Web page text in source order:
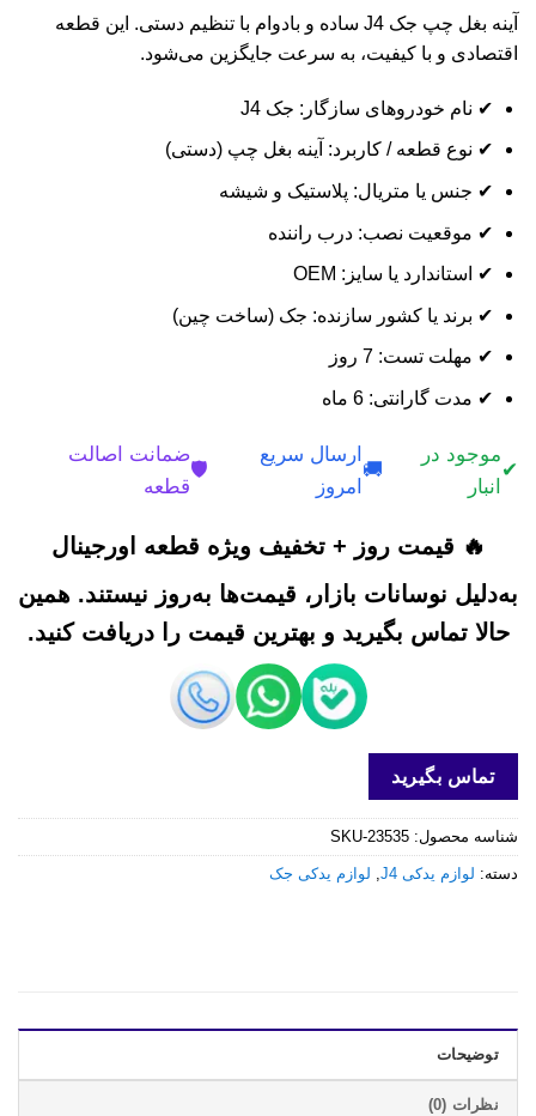
آینه بغل چپ جک J4 ساده و بادوام با تنظیم دستی. این قطعه
اقتصادی و با کیفیت، به سرعت جایگزین می‌شود.
✔ نام خودروهای سازگار: جک J4
✔ نوع قطعه / کاربرد: آینه بغل چپ (دستی)
✔ جنس یا متریال: پلاستیک و شیشه
✔ موقعیت نصب: درب راننده
✔ استاندارد یا سایز: OEM
✔ برند یا کشور سازنده: جک (ساخت چین)
✔ مهلت تست: 7 روز
✔ مدت گارانتی: 6 ماه
✔
موجود در
انبار
🚚
ارسال سریع
امروز
🛡️
ضمانت اصالت
قطعه
🔥 قیمت روز + تخفیف ویژه قطعه اورجینال
به‌دلیل نوسانات بازار، قیمت‌ها به‌روز نیستند. همین
حالا تماس بگیرید و بهترین قیمت را دریافت کنید.
تماس بگیرید
شناسه محصول: SKU-23535
دسته: لوازم یدکی J4 , لوازم یدکی جک
توضیحات
نظرات (0)